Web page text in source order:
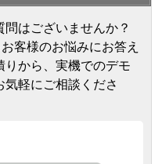
はございませんか？
客様のお悩みにお答え
りから、実機でのデモ
気軽にご相談くださ